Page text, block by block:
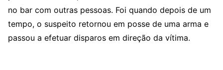
no bar com outras pessoas. Foi quando depois de um
tempo, o suspeito retornou em posse de uma arma e
passou a efetuar disparos em direção da vítima.